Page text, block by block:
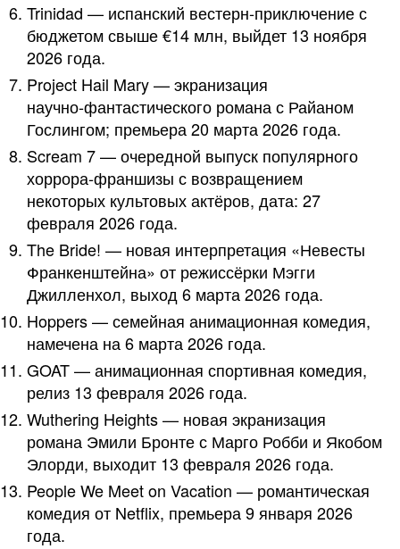
Trinidad — испанский вестерн‑приключение с
бюджетом свыше €14 млн, выйдет 13 ноября
2026 года.
Project Hail Mary — экранизация
научно‑фантастического романа с Райаном
Гослингом; премьера 20 марта 2026 года.
Scream 7 — очередной выпуск популярного
хоррора‑франшизы с возвращением
некоторых культовых актёров, дата: 27
февраля 2026 года.
The Bride! — новая интерпретация «Невесты
Франкенштейна» от режиссёрки Мэгги
Джилленхол, выход 6 марта 2026 года.
Hoppers — семейная анимационная комедия,
намечена на 6 марта 2026 года.
GOAT — анимационная спортивная комедия,
релиз 13 февраля 2026 года.
Wuthering Heights — новая экранизация
романа Эмили Бронте с Марго Робби и Якобом
Элорди, выходит 13 февраля 2026 года.
People We Meet on Vacation — романтическая
комедия от Netflix, премьера 9 января 2026
года.